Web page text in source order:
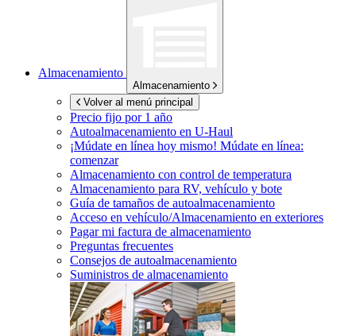
Almacenamiento
Almacenamiento
Volver al menú principal
Precio fijo por 1 año
Autoalmacenamiento en U-Haul
¡Múdate en línea hoy mismo! Múdate en línea:
comenzar
Almacenamiento con control de temperatura
Almacenamiento para RV, vehículo y bote
Guía de tamaños de autoalmacenamiento
Acceso en vehículo/Almacenamiento en exteriores
Pagar mi factura de almacenamiento
Preguntas frecuentes
Consejos de autoalmacenamiento
Suministros de almacenamiento